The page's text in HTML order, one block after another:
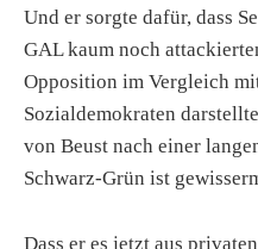
Und er sorgte dafür, dass
GAL kaum noch
Opposition im Vergleich
Sozialdemokraten
von Beust nach einer
Schwarz-Grün ist
Dass er es jetzt aus